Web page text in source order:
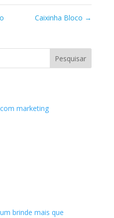
Caixinha Bloco →
marketing
brinde mais que